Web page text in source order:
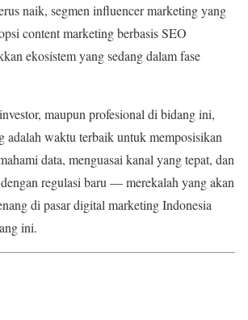
naik, segmen influencer marketing yang
content marketing berbasis SEO
ekosistem yang sedang dalam fase
maupun profesional di bidang ini,
adalah waktu terbaik untuk memposisikan
data, menguasai kanal yang tepat, dan
regulasi baru — merekalah yang akan
di pasar digital marketing Indonesia
ini.